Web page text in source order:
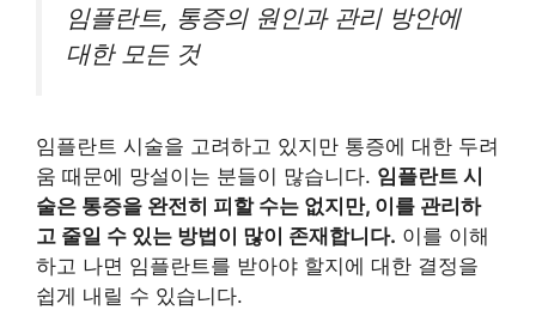
임플란트, 통증의 원인과 관리 방안에
대한 모든 것
임플란트 시술을 고려하고 있지만 통증에 대한 두려
움 때문에 망설이는 분들이 많습니다. 임플란트 시
술은 통증을 완전히 피할 수는 없지만, 이를 관리하
고 줄일 수 있는 방법이 많이 존재합니다. 이를 이해
하고 나면 임플란트를 받아야 할지에 대한 결정을
쉽게 내릴 수 있습니다.